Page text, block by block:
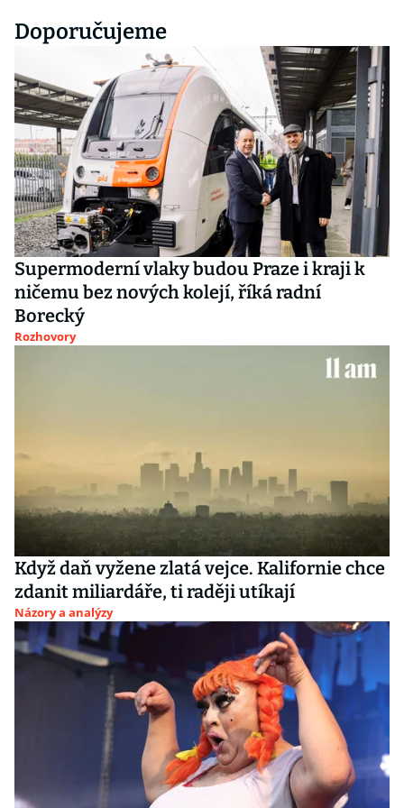
Doporučujeme
Supermoderní vlaky budou Praze i kraji k
ničemu bez nových kolejí, říká radní
Borecký
Rozhovory
Když daň vyžene zlatá vejce. Kalifornie chce
zdanit miliardáře, ti raději utíkají
Názory a analýzy